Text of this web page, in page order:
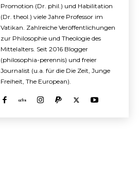
Promotion (Dr. phil.) und Habilitation
(Dr. theol.) viele Jahre Professor im
Vatikan. Zahlreiche Veröffentlichungen
zur Philosophie und Theologie des
Mittelalters. Seit 2016 Blogger
(philosophia-perennis) und freier
Journalist (u.a. für die Die Zeit, Junge
Freiheit, The European).